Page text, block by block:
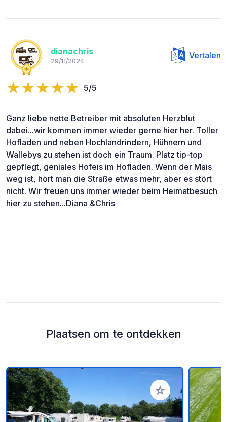
dianachris
29/11/2024
Vertalen
5/5
Ganz liebe nette Betreiber mit absoluten Herzblut
dabei...wir kommen immer wieder gerne hier her. Toller
Hofladen und neben Hochlandrindern, Hühnern und
Wallebys zu stehen ist doch ein Traum. Platz tip-top
gepflegt, geniales Hofeis im Hofladen. Wenn der Mais
weg ist, hört man die Straße etwas mehr, aber es stört
nicht. Wir freuen uns immer wieder beim Heimatbesuch
hier zu stehen...Diana &Chris
Plaatsen om te ontdekken
Voeg toe aan je